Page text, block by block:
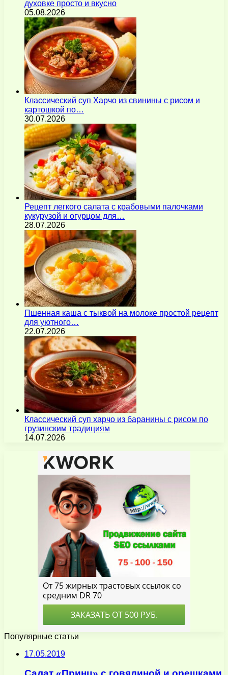
духовке просто и вкусно
05.08.2026
Классический суп Харчо из свинины с рисом и
картошкой по…
30.07.2026
Рецепт легкого салата с крабовыми палочками
кукурузой и огурцом для…
28.07.2026
Пшенная каша с тыквой на молоке простой рецепт
для уютного…
22.07.2026
Классический суп харчо из баранины с рисом по
грузинским традициям
14.07.2026
Популярные статьи
17.05.2019